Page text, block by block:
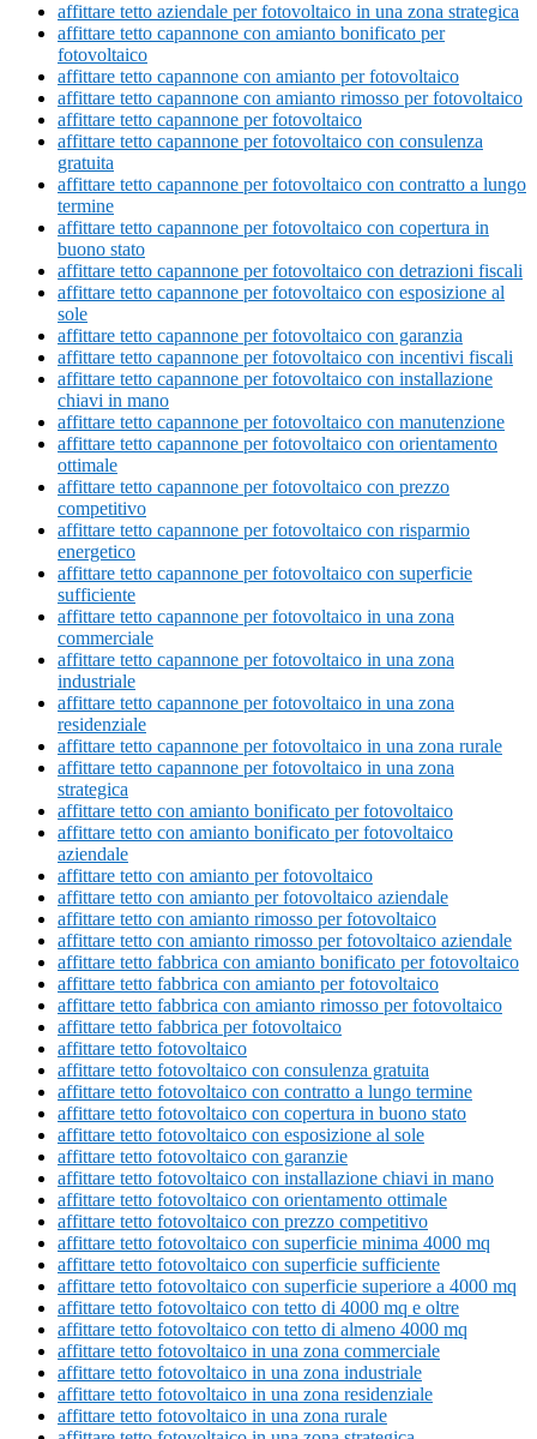
affittare tetto aziendale per fotovoltaico in una zona strategica
affittare tetto capannone con amianto bonificato per
fotovoltaico
affittare tetto capannone con amianto per fotovoltaico
affittare tetto capannone con amianto rimosso per fotovoltaico
affittare tetto capannone per fotovoltaico
affittare tetto capannone per fotovoltaico con consulenza
gratuita
affittare tetto capannone per fotovoltaico con contratto a lungo
termine
affittare tetto capannone per fotovoltaico con copertura in
buono stato
affittare tetto capannone per fotovoltaico con detrazioni fiscali
affittare tetto capannone per fotovoltaico con esposizione al
sole
affittare tetto capannone per fotovoltaico con garanzia
affittare tetto capannone per fotovoltaico con incentivi fiscali
affittare tetto capannone per fotovoltaico con installazione
chiavi in mano
affittare tetto capannone per fotovoltaico con manutenzione
affittare tetto capannone per fotovoltaico con orientamento
ottimale
affittare tetto capannone per fotovoltaico con prezzo
competitivo
affittare tetto capannone per fotovoltaico con risparmio
energetico
affittare tetto capannone per fotovoltaico con superficie
sufficiente
affittare tetto capannone per fotovoltaico in una zona
commerciale
affittare tetto capannone per fotovoltaico in una zona
industriale
affittare tetto capannone per fotovoltaico in una zona
residenziale
affittare tetto capannone per fotovoltaico in una zona rurale
affittare tetto capannone per fotovoltaico in una zona
strategica
affittare tetto con amianto bonificato per fotovoltaico
affittare tetto con amianto bonificato per fotovoltaico
aziendale
affittare tetto con amianto per fotovoltaico
affittare tetto con amianto per fotovoltaico aziendale
affittare tetto con amianto rimosso per fotovoltaico
affittare tetto con amianto rimosso per fotovoltaico aziendale
affittare tetto fabbrica con amianto bonificato per fotovoltaico
affittare tetto fabbrica con amianto per fotovoltaico
affittare tetto fabbrica con amianto rimosso per fotovoltaico
affittare tetto fabbrica per fotovoltaico
affittare tetto fotovoltaico
affittare tetto fotovoltaico con consulenza gratuita
affittare tetto fotovoltaico con contratto a lungo termine
affittare tetto fotovoltaico con copertura in buono stato
affittare tetto fotovoltaico con esposizione al sole
affittare tetto fotovoltaico con garanzie
affittare tetto fotovoltaico con installazione chiavi in mano
affittare tetto fotovoltaico con orientamento ottimale
affittare tetto fotovoltaico con prezzo competitivo
affittare tetto fotovoltaico con superficie minima 4000 mq
affittare tetto fotovoltaico con superficie sufficiente
affittare tetto fotovoltaico con superficie superiore a 4000 mq
affittare tetto fotovoltaico con tetto di 4000 mq e oltre
affittare tetto fotovoltaico con tetto di almeno 4000 mq
affittare tetto fotovoltaico in una zona commerciale
affittare tetto fotovoltaico in una zona industriale
affittare tetto fotovoltaico in una zona residenziale
affittare tetto fotovoltaico in una zona rurale